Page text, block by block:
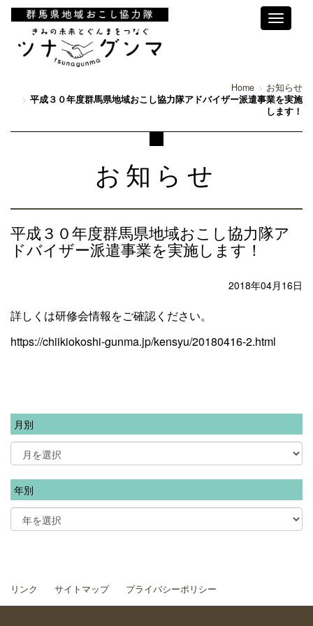
Toggle
Home
お知らせ
平成３０年度群馬県地域おこし協力隊アドバイザー派遣事業を実施
します！
お知らせ
平成３０年度群馬県地域おこし協力隊ア
ドバイザー派遣事業を実施します！
2018年04月16日
詳しくは研修会情報をご確認ください。
https://chiikiokoshi-gunma.jp/kensyu/20180416-2.html
月別
年別
リンク サイトマップ プライバシーポリシー